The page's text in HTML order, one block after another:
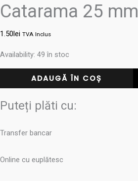
Catarama 25 mm
1.50lei TVA Inclus
Availability: 49 în stoc
ADAUGĂ ÎN COȘ
Puteți plăti cu:
Transfer bancar
Online cu euplătesc